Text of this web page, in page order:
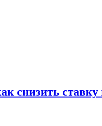
снизить ставку